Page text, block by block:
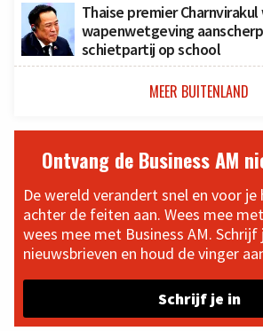
Thaise premier Charnvirakul
wapenwetgeving
schietpartij op school
MEER BUITENLAND
Ontvang de Business AM
De wereld verandert snel en voor
achter de feiten aan. Wees mee
wees mee met Business AM. Schrijf
nieuwsbrieven en houd de vinger
Schrijf je in